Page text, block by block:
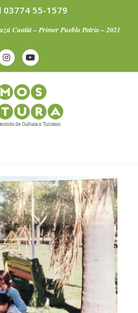
03774 55-1579
Cuatiá – Primer Pueblo Patrio – 2021